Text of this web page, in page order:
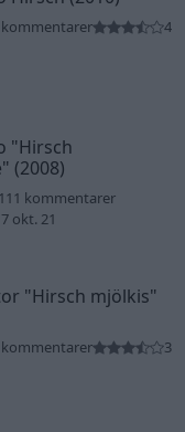
4
"Hirsch
(2008)
kommentarer
okt. 21
"Hirsch mjölkis"
3